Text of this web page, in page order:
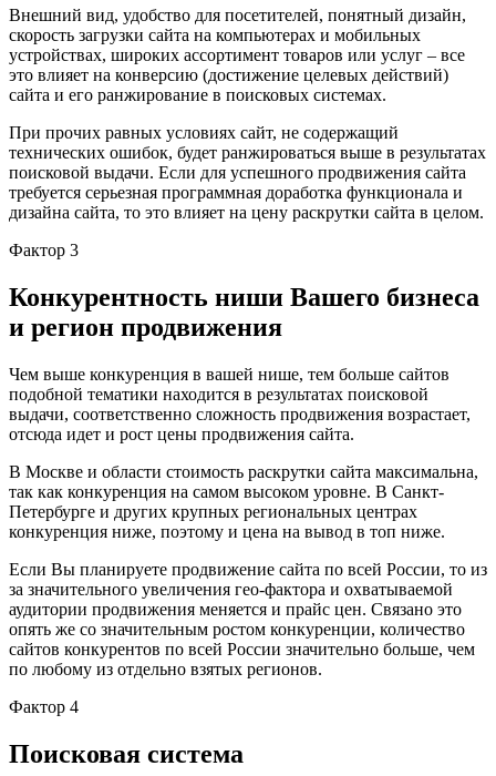
Внешний вид, удобство для посетителей, понятный дизайн,
скорость загрузки сайта на компьютерах и мобильных
устройствах, широких ассортимент товаров или услуг – все
это влияет на конверсию (достижение целевых действий)
сайта и его ранжирование в поисковых системах.
При прочих равных условиях сайт, не содержащий
технических ошибок, будет ранжироваться выше в результатах
поисковой выдачи. Если для успешного продвижения сайта
требуется серьезная программная доработка функционала и
дизайна сайта, то это влияет на цену раскрутки сайта в целом.
Фактор 3
Конкурентность ниши Вашего бизнеса
и регион продвижения
Чем выше конкуренция в вашей нише, тем больше сайтов
подобной тематики находится в результатах поисковой
выдачи, соответственно сложность продвижения возрастает,
отсюда идет и рост цены продвижения сайта.
В Москве и области стоимость раскрутки сайта максимальна,
так как конкуренция на самом высоком уровне. В Санкт-
Петербурге и других крупных региональных центрах
конкуренция ниже, поэтому и цена на вывод в топ ниже.
Если Вы планируете продвижение сайта по всей России, то из
за значительного увеличения гео-фактора и охватываемой
аудитории продвижения меняется и прайс цен. Связано это
опять же со значительным ростом конкуренции, количество
сайтов конкурентов по всей России значительно больше, чем
по любому из отдельно взятых регионов.
Фактор 4
Поисковая система